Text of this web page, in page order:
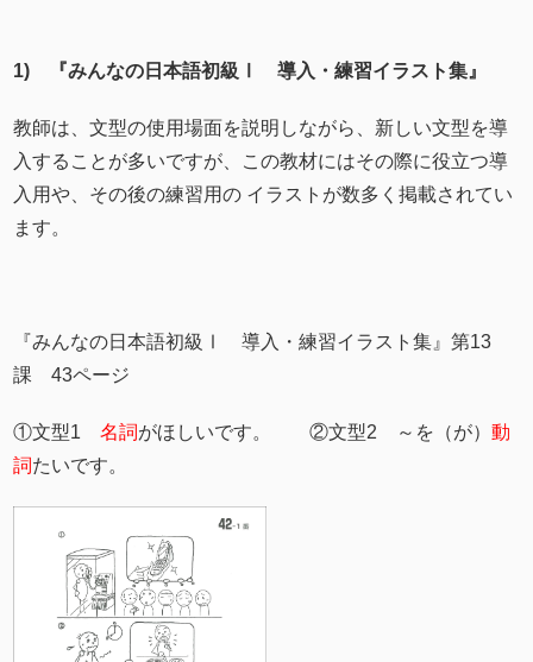
1) 『みんなの日本語初級Ⅰ 導入・練習イラスト集』
教師は、文型の使用場面を説明しながら、新しい文型を導
入することが多いですが、この教材にはその際に役立つ導
入用や、その後の練習用の イラストが数多く掲載されてい
ます。
『みんなの日本語初級Ⅰ 導入・練習イラスト集』第13
課 43ページ
①文型1名詞がほしいです。 ②文型2 ～を（が）動
詞たいです。